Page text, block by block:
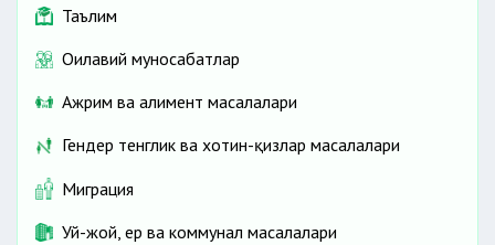
Таълим
Оилавий муносабатлар
Ажрим ва алимент масалалари
Гендер тенглик ва хотин-қизлар масалалари
Миграция
Уй-жой, ер ва коммунал масалалари